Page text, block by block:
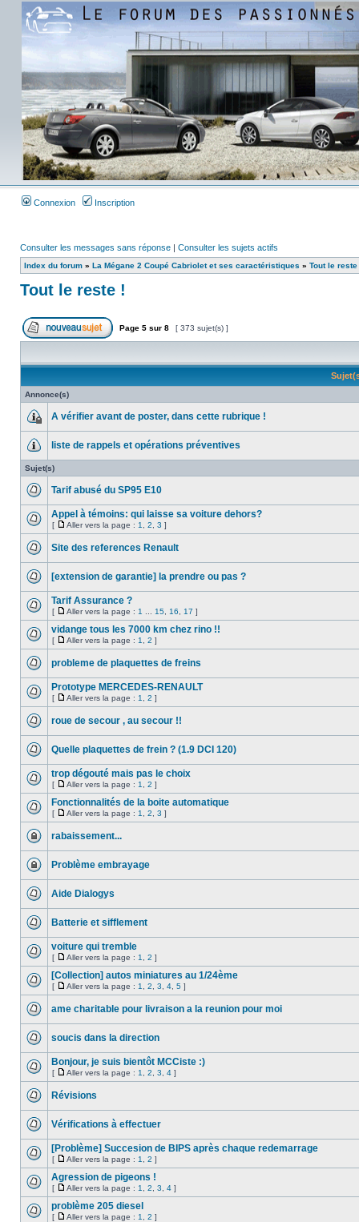
Connexion Inscription
Consulter les messages sans réponse | Consulter les sujets actifs
Index du forum » La Mégane 2 Coupé Cabriolet et ses caractéristiques » Tout le reste
Tout le reste !
Page 5 sur 8 [ 373 sujet(s) ]
Annonce(s)
A vérifier avant de poster, dans cette rubrique !
liste de rappels et opérations préventives
Sujet(s)
Tarif abusé du SP95 E10
Appel à témoins: qui laisse sa voiture dehors?
[ Aller vers la page : 1 2 3 ]
Site des references Renault
[extension de garantie] la prendre ou pas ?
Tarif Assurance ?
[ Aller vers la page : 1 15 16 17 ]
vidange tous les 7000 km chez rino !!
[ Aller vers la page : 1 2 ]
probleme de plaquettes de freins
Prototype MERCEDES-RENAULT
[ Aller vers la page : 1 2 ]
roue de secour , au secour !!
Quelle plaquettes de frein ? (1.9 DCI 120)
trop dégouté mais pas le choix
[ Aller vers la page : 1 2 ]
Fonctionnalités de la boite automatique
[ Aller vers la page : 1 2 3 ]
rabaissement...
Problème embrayage
Aide Dialogys
Batterie et sifflement
voiture qui tremble
[ Aller vers la page : 1 2 ]
[Collection] autos miniatures au 1/24ème
[ Aller vers la page : 1 2 3 4 5 ]
ame charitable pour livraison a la reunion pour moi
soucis dans la direction
Bonjour, je suis bientôt MCCiste :)
[ Aller vers la page : 1 2 3 4 ]
Révisions
Vérifications à effectuer
[Problème] Succesion de BIPS après chaque redemarrage
[ Aller vers la page : 1 2 ]
Agression de pigeons !
[ Aller vers la page : 1 2 3 4 ]
problème 205 diesel
[ Aller vers la page : 1 2 ]